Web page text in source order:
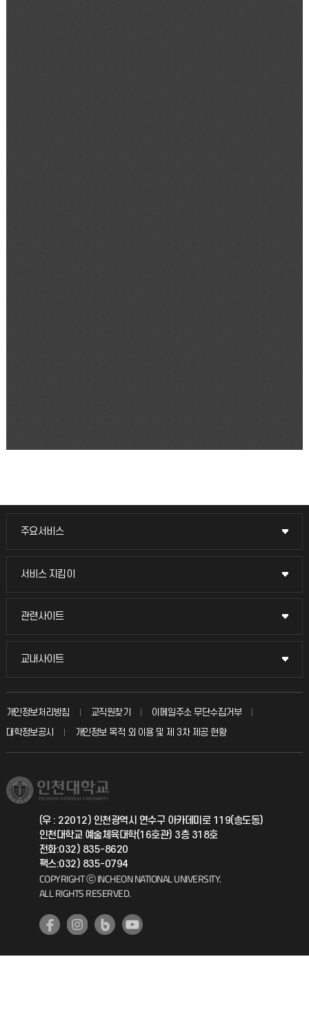
주요서비스
주요서비스
교무회의방송
입학안내
취업정보(학생)
서비스 지킴이
서비스 지킴이
묻고 답하기
칭찬마당
학생서비스 지킴이
관련사이트
관련사이트
국방헬프콜
총동문회
교내사이트
교내사이트
교수회
교육혁신본부
국제지원과
공자아카데미
기초교육원
개인정보처리방침 교직원찾기
이메일주소 무단수집거부
대학정보공시
개인정보 목적 외 이용 및 제 3차 제공 현황
(우 : 22012) 인천광역시 연수구 아카데미로 119(송도동)
인천대학교 예술체육대학(16호관) 3층 318호
전화:032) 835-8620
팩스:032) 835-0794
COPYRIGHT ⓒ INCHEON NATIONAL UNIVERSITY.
ALL RIGHTS RESERVED.